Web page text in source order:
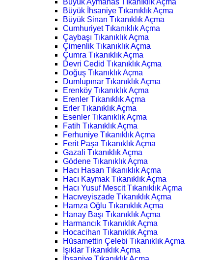
Büyük Aymanas Tıkanıklık Açma
Büyük İhsaniye Tıkanıklık Açma
Büyük Sinan Tıkanıklık Açma
Cumhuriyet Tıkanıklık Açma
Çaybaşı Tıkanıklık Açma
Çimenlik Tıkanıklık Açma
Çumra Tıkanıklık Açma
Devri Cedid Tıkanıklık Açma
Doğuş Tıkanıklık Açma
Dumlupınar Tıkanıklık Açma
Erenköy Tıkanıklık Açma
Erenler Tıkanıklık Açma
Erler Tıkanıklık Açma
Esenler Tıkanıklık Açma
Fatih Tıkanıklık Açma
Ferhuniye Tıkanıklık Açma
Ferit Paşa Tıkanıklık Açma
Gazali Tıkanıklık Açma
Gödene Tıkanıklık Açma
Hacı Hasan Tıkanıklık Açma
Hacı Kaymak Tıkanıklık Açma
Hacı Yusuf Mescit Tıkanıklık Açma
Hacıveyiszade Tıkanıklık Açma
Hamza Oğlu Tıkanıklık Açma
Hanay Başı Tıkanıklık Açma
Harmancık Tıkanıklık Açma
Hocacihan Tıkanıklık Açma
Hüsamettin Çelebi Tıkanıklık Açma
Işıklar Tıkanıklık Açma